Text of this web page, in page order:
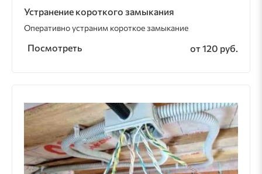
Устранение короткого замыкания
Оперативно устраним короткое замыкание
Посмотреть от 120 руб.